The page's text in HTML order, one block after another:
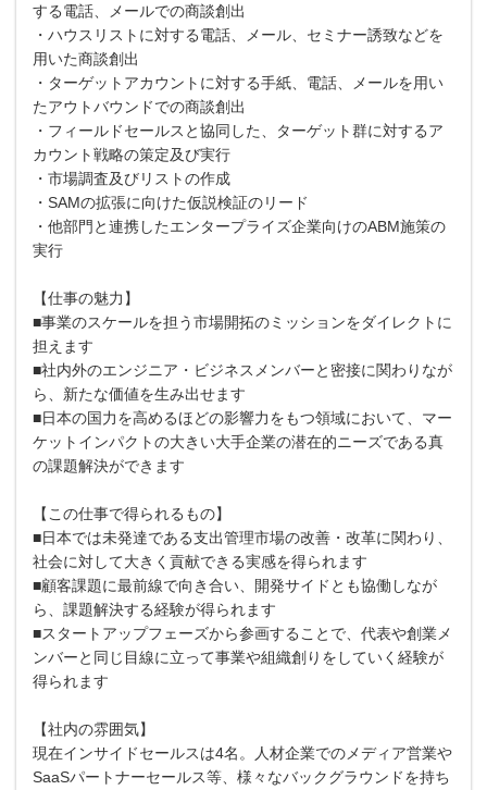
する電話、メールでの商談創出
・ハウスリストに対する電話、メール、セミナー誘致などを
用いた商談創出
・ターゲットアカウントに対する手紙、電話、メールを用い
たアウトバウンドでの商談創出
・フィールドセールスと協同した、ターゲット群に対するア
カウント戦略の策定及び実行
・市場調査及びリストの作成
・SAMの拡張に向けた仮説検証のリード
・他部門と連携したエンタープライズ企業向けのABM施策の
実行
【仕事の魅力】
■事業のスケールを担う市場開拓のミッションをダイレクトに
担えます
■社内外のエンジニア・ビジネスメンバーと密接に関わりなが
ら、新たな価値を生み出せます
■日本の国力を高めるほどの影響力をもつ領域において、マー
ケットインパクトの大きい大手企業の潜在的ニーズである真
の課題解決ができます
【この仕事で得られるもの】
■日本では未発達である支出管理市場の改善・改革に関わり、
社会に対して大きく貢献できる実感を得られます
■顧客課題に最前線で向き合い、開発サイドとも協働しなが
ら、課題解決する経験が得られます
■スタートアップフェーズから参画することで、代表や創業メ
ンバーと同じ目線に立って事業や組織創りをしていく経験が
得られます
【社内の雰囲気】
現在インサイドセールスは4名。人材企業でのメディア営業や
SaaSパートナーセールス等、様々なバックグラウンドを持ち